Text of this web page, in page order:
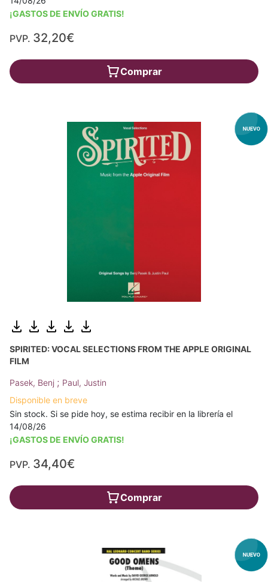
¡GASTOS DE ENVÍO GRATIS!
PVP. 32,20€
Comprar
SPIRITED: VOCAL SELECTIONS FROM THE APPLE ORIGINAL
FILM
Pasek, Benj ; Paul, Justin
Disponible en breve
Sin stock. Si se pide hoy, se estima recibir en la librería el
14/08/26
¡GASTOS DE ENVÍO GRATIS!
PVP. 34,40€
Comprar